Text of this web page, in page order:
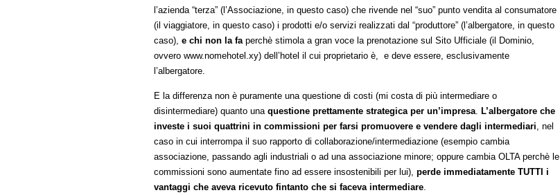
l’azienda “terza” (l’Associazione, in questo caso) che rivende nel “suo” punto vendita al consumatore
(il viaggiatore, in questo caso) i prodotti e/o servizi realizzati dal “produttore” (l’albergatore, in questo
caso), e chi non la faperchè stimola a gran voce la prenotazione sul Sito Ufficiale (il Dominio,
ovvero www.nomehotel.xy) dell’hotel il cui proprietario è, e deve essere, esclusivamente
l’albergatore.
E la differenza non è puramente una questione di costi (mi costa di più intermediare o
disintermediare) quanto una questione prettamente strategica per un’impresa. L’albergatore che
investe i suoi quattrini in commissioni per farsi promuovere e vendere dagli intermediari, nel
caso in cui interrompa il suo rapporto di collaborazione/intermediazione (esempio cambia
associazione, passando agli industriali o ad una associazione minore; oppure cambia OLTA perchè le
commissioni sono aumentate fino ad essere insostenibili per lui), perde immediatamente TUTTI i
vantaggi che aveva ricevuto fintanto che si faceva intermediare.